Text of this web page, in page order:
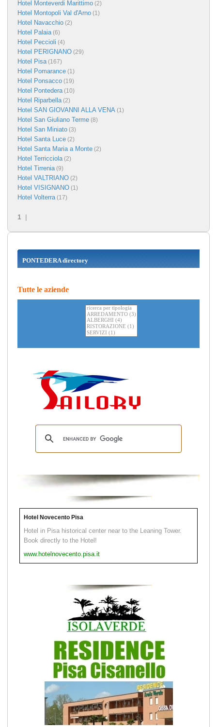
Hotel Monteverdi Marittimo (2)
Hotel Montopoli Val d'Arno (1)
Hotel Navacchio (2)
Hotel Palaia(6)
Hotel Peccioli (4)
Hotel PERIGNANO (29)
Hotel Pisa(167)
Hotel Pomarance (1)
Hotel Ponsacco (19)
Hotel Pontedera(10)
Hotel Riparbella(2)
Hotel SAN GIOVANNI ALLA VENA (1)
Hotel San Giuliano Terme (8)
Hotel San Miniato (3)
Hotel Santa Luce (2)
Hotel Santa Maria a Monte (2)
Hotel Terricciola(2)
Hotel Tirrenia(9)
Hotel VALTRIANO (2)
Hotel VISIGNANO (1)
Hotel Volterra(17)
1 |
PONTEDERA directory
Tutte le aziende
Hotel Novecento Pisa
Hotel in Pisa historical center near to the Leaning Tower.
Book directly to the Hotel!
www.hotelnovecento.pisa.it